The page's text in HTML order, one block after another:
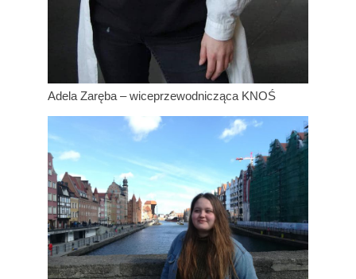
Adela Zaręba – wiceprzewodnicząca KNOŚ